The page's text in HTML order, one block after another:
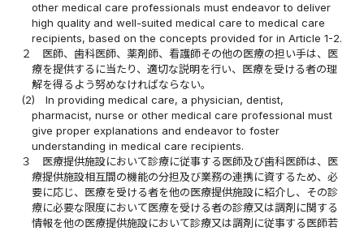
other medical care professionals must endeavor to deliver
high quality and well-suited medical care to medical care
recipients, based on the concepts provided for in Article 1-2.
２
医師、歯科医師、薬剤師、看護師その他の医療の担い手は、医
療を提供するに当たり、適切な説明を行い、医療を受ける者の理
解を得るよう努めなければならない。
(2)
In providing medical care, a physician, dentist,
pharmacist, nurse or other medical care professional must
give proper explanations and endeavor to foster
understanding in medical care recipients.
３
医療提供施設において診療に従事する医師及び歯科医師は、医
療提供施設相互間の機能の分担及び業務の連携に資するため、必
要に応じ、医療を受ける者を他の医療提供施設に紹介し、その診
療に必要な限度において医療を受ける者の診療又は調剤に関する
情報を他の医療提供施設において診療又は調剤に従事する医師若